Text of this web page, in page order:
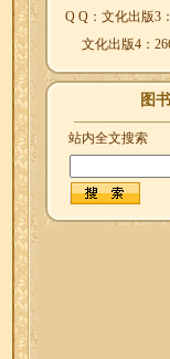
Q Q：文化出版3
文化出版4：
图
站内全文搜索